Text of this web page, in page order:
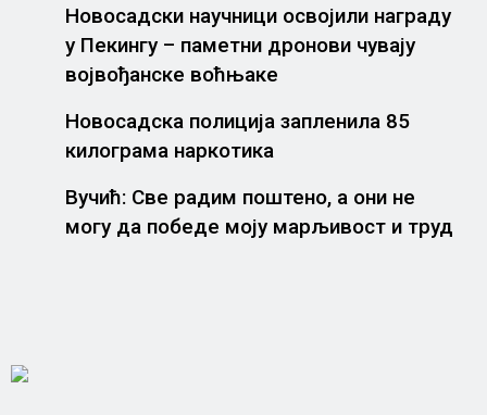
Новосадски научници освојили награду
у Пекингу – паметни дронови чувају
војвођанске воћњаке
Новосадска полиција запленила 85
килограма наркотика
Вучић: Све радим поштено, а они не
могу да победе моју марљивост и труд